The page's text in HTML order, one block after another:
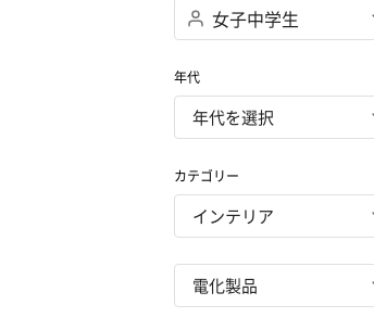
年代
カテゴリー